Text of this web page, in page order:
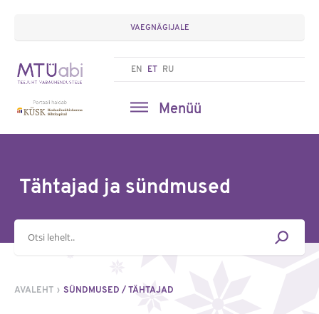
VAEGNÄGIJALE
EN ET RU
Menüü
Tähtajad ja sündmused
Otsisõna
AVALEHT SÜNDMUSED / TÄHTAJAD